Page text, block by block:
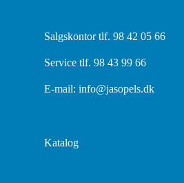
Salgskontor tlf. 98 42 05 66
Service tlf. 98 43 99 66
E-mail: info@jasopels.dk
Katalog